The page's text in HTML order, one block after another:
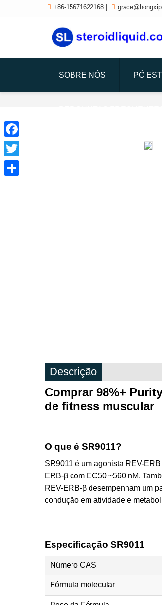
 +86-15671622168 
SOBRE NÓS PÓ
Descrição
Comprar 98%+
de fitness muscular
O que é SR9011?
SR9011 é um agonista REV-
ERB-β com EC50 ~560 nM.
REV-ERB-β desempenham um
condução em atividade e
Especificação SR9011
Número CAS
Fórmula molecular
Facebook
Twitter